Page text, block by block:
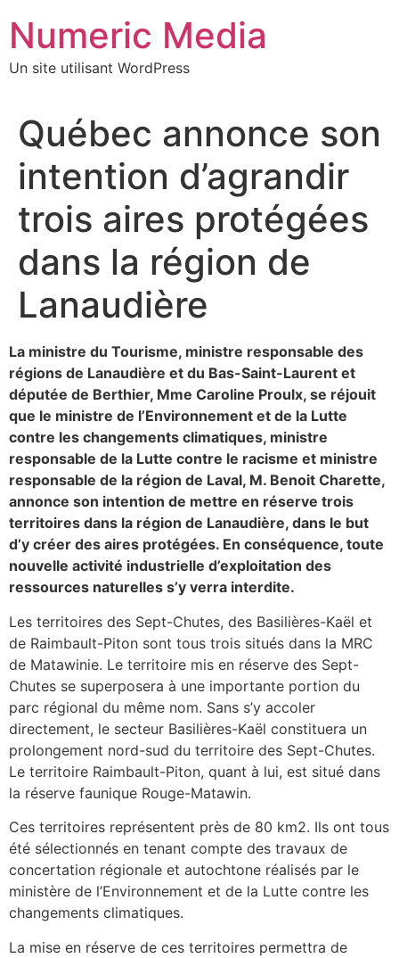
contenu
Numeric Media
Un site utilisant WordPress
Québec annonce son
intention d’agrandir
trois aires protégées
dans la région de
Lanaudière
La ministre du Tourisme, ministre responsable des
régions de Lanaudière et du Bas-Saint-Laurent et
députée de Berthier, Mme Caroline Proulx, se réjouit
que le ministre de l’Environnement et de la Lutte
contre les changements climatiques, ministre
responsable de la Lutte contre le racisme et ministre
responsable de la région de Laval, M. Benoit Charette,
annonce son intention de mettre en réserve trois
territoires dans la région de Lanaudière, dans le but
d’y créer des aires protégées. En conséquence, toute
nouvelle activité industrielle d’exploitation des
ressources naturelles s’y verra interdite.
Les territoires des Sept-Chutes, des Basilières-Kaël et
de Raimbault-Piton sont tous trois situés dans la MRC
de Matawinie. Le territoire mis en réserve des Sept-
Chutes se superposera à une importante portion du
parc régional du même nom. Sans s’y accoler
directement, le secteur Basilières-Kaël constituera un
prolongement nord-sud du territoire des Sept-Chutes.
Le territoire Raimbault-Piton, quant à lui, est situé dans
la réserve faunique Rouge-Matawin.
Ces territoires représentent près de 80 km2. Ils ont tous
été sélectionnés en tenant compte des travaux de
concertation régionale et autochtone réalisés par le
ministère de l’Environnement et de la Lutte contre les
changements climatiques.
La mise en réserve de ces territoires permettra de